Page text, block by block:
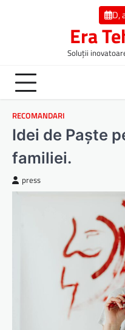
D,
Era
Soluții
RECOMANDARI
Idei de Paște
familiei.
press